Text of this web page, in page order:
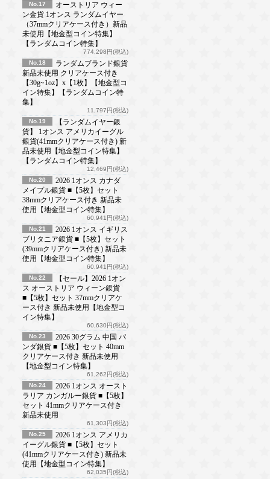
No.17
オーストリア ウィー
ン金貨 1オンス ランダムイヤー
（37mmクリアケース付き）新品
未使用【地金型コイン特集】
【ランダムコイン特集】
774,298円(税込)
No.18
ランダムブランド銀貨
新品未使用 クリアケース付き
【30g~1oz】x【1枚】【地金型コ
イン特集】【ランダムコイン特
集】
11,797円(税込)
No.19
【ランダムイヤー銀
貨】 1オンス アメリカイーグル
銀貨(41mmクリアケース付き) 新
品未使用【地金型コイン特集】
【ランダムコイン特集】
12,469円(税込)
No.20
2026 1オンス カナダ
メイプル銀貨 ■【5枚】セット
38mmクリアケース付き 新品未
使用【地金型コイン特集】
60,941円(税込)
No.21
2026 1オンス イギリス
ブリタニア銀貨 ■【5枚】セット
(39mmクリアケース付き) 新品未
使用【地金型コイン特集】
60,941円(税込)
No.22
【セール】2026 1オン
ス オーストリア ウィーン銀貨
■【5枚】セット 37mmクリアケ
ース付き 新品未使用【地金型コ
イン特集】
60,630円(税込)
No.23
2026 30グラム 中国 パ
ンダ銀貨 ■【5枚】セット 40mm
クリアケース付き 新品未使用
【地金型コイン特集】
61,262円(税込)
No.24
2026 1オンス オースト
ラリア カンガルー銀貨 ■【5枚】
セット 41mmクリアケース付き
新品未使用
61,303円(税込)
No.25
2026 1オンス アメリカ
イーグル銀貨 ■【5枚】セット
(41mmクリアケース付き) 新品未
使用【地金型コイン特集】
62,035円(税込)